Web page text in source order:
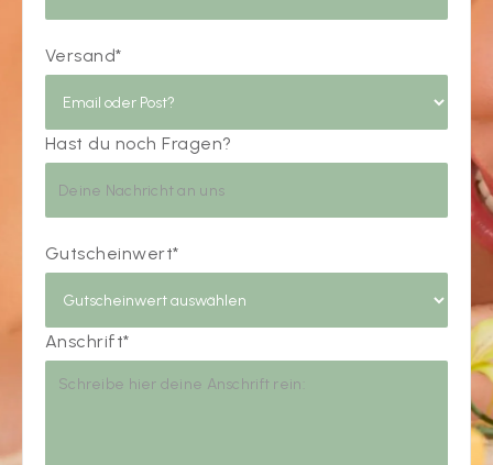
Versand*
Hast du noch Fragen?
Gutscheinwert*
Anschrift*